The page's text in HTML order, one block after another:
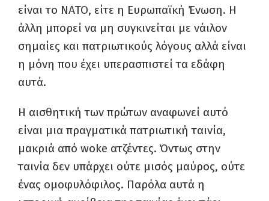
είναι το ΝΑΤΟ, είτε η Ευρωπαϊκή Ένωση. Η
άλλη μπορεί να μη συγκινείται με νάιλον
σημαίες και πατριωτικούς λόγους αλλά είναι
η μόνη που έχει υπερασπιστεί τα εδάφη
αυτά.
Η αισθητική των πρώτων αναφωνεί αυτό
είναι μια πραγματικά πατριωτική ταινία,
μακριά από woke ατζέντες. Όντως στην
ταινία δεν υπάρχει ούτε μισός μαύρος, ούτε
ένας ομοφυλόφιλος. Παρόλα αυτά η